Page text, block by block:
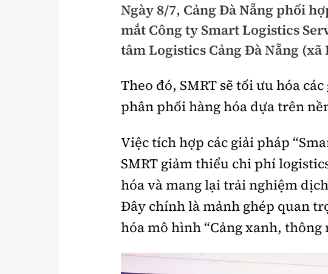
An toàn giao thông
Giao thông 24h
Chung tay vì ATGT
Gương sáng giao thông
xem thêm
Văn hóa - Giải Trí
Văn hóa
Ngày 8/7, Cảng Đà Nẵng phối
mắt Công ty Smart Logistics
tâm Logistics Cảng Đà Nẵng (xã
Theo đó, SMRT sẽ tối ưu hóa
phân phối hàng hóa dựa trên
Việc tích hợp các giải pháp
SMRT giảm thiểu chi phí
hóa và mang lại trải nghiệm
Đây chính là mảnh ghép quan
hóa mô hình “Cảng xanh, thông